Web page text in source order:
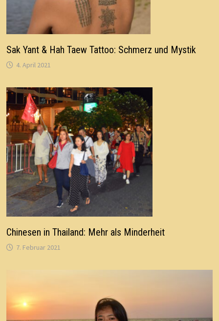
Sak Yant & Hah Taew Tattoo: Schmerz und Mystik
4. April 2021
Chinesen in Thailand: Mehr als Minderheit
7. Februar 2021